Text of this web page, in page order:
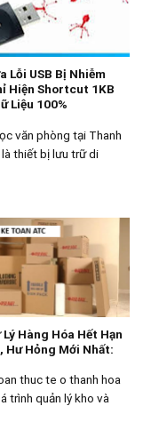
Lỗi USB Bị Nhiễm
Hiện Shortcut 1KB
Liệu 100%
văn phòng tại Thanh
là thiết bị lưu trữ di
Lý Hàng Hóa Hết Hạn
Hư Hỏng Mới Nhất:
thuc te o thanh hoa
trình quản lý kho và